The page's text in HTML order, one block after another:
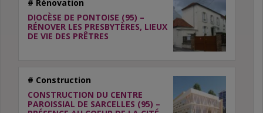
# Rénovation
DIOCÈSE DE PONTOISE (95) –
RÉNOVER LES PRESBYTÈRES, LIEUX
DE VIE DES PRÊTRES
# Construction
CONSTRUCTION DU CENTRE
PAROISSIAL DE SARCELLES (95) –